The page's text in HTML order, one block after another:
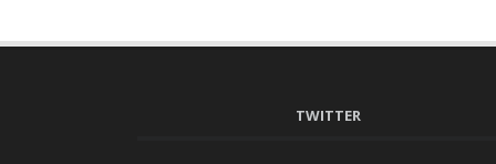
TWITTER